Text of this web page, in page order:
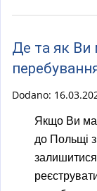
Де та як Ви
Dodano:
Якщо Ви
до Польщі